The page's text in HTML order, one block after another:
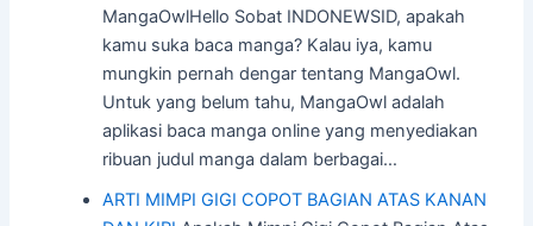
MangaOwlHello Sobat INDONEWSID, apakah
kamu suka baca manga? Kalau iya, kamu
mungkin pernah dengar tentang MangaOwl.
Untuk yang belum tahu, MangaOwl adalah
aplikasi baca manga online yang menyediakan
ribuan judul manga dalam berbagai…
ARTI MIMPI GIGI COPOT BAGIAN ATAS KANAN